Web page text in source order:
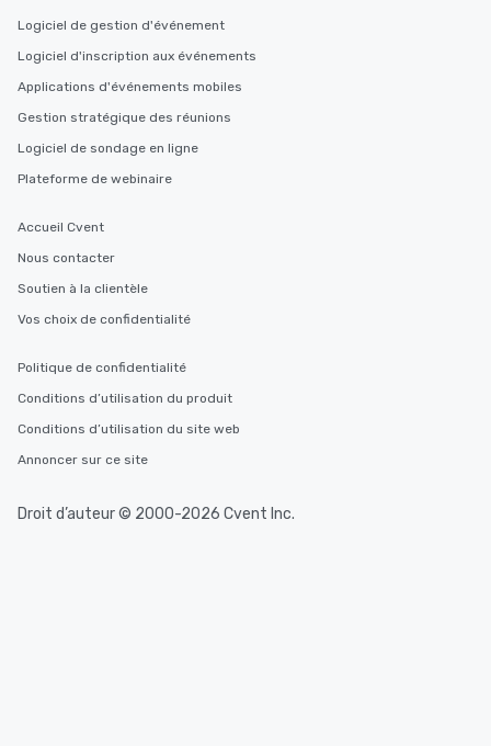
Logiciel de gestion d'événement
Logiciel d'inscription aux événements
Applications d'événements mobiles
Gestion stratégique des réunions
Logiciel de sondage en ligne
Plateforme de webinaire
Accueil Cvent
Nous contacter
Soutien à la clientèle
Vos choix de confidentialité
Politique de confidentialité
Conditions d’utilisation du produit
Conditions d’utilisation du site web
Annoncer sur ce site
Droit d’auteur © 2000-2026 Cvent Inc.